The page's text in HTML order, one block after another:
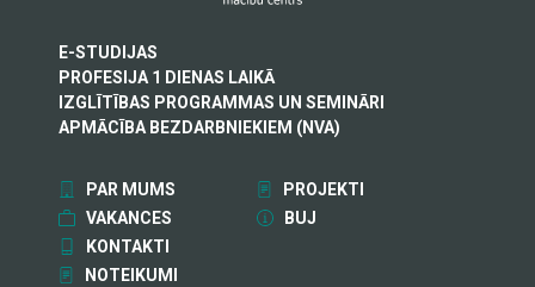
E-STUDIJAS
PROFESIJA 1 DIENAS LAIKĀ
IZGLĪTĪBAS PROGRAMMAS UN SEMINĀRI
APMĀCĪBA BEZDARBNIEKIEM (NVA)
PAR MUMS
PROJEKTI
VAKANCES
BUJ
KONTAKTI
NOTEIKUMI